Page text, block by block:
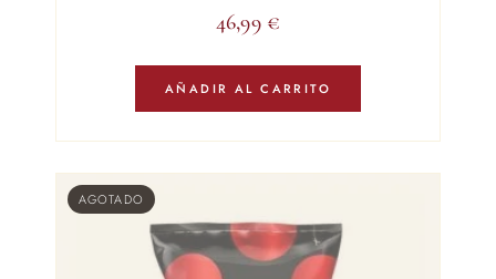
46,99 €
AÑADIR AL CARRITO
AGOTADO